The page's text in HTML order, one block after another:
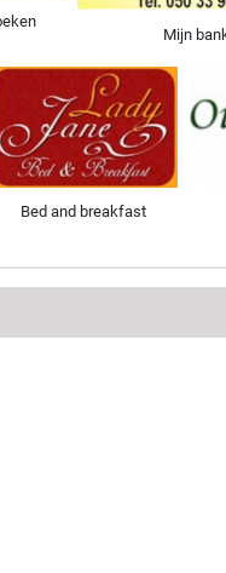
Mijn
Bed and breakfast